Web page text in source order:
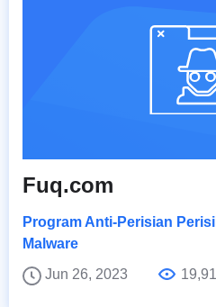
Fuq.com
Program Anti-Perisian
Malware
Jun 26, 2023